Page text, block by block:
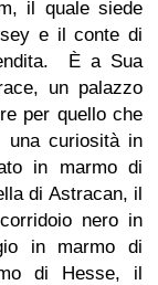
il quale siede
e il conte di
Èa Sua
un palazzo
per quello che
una curiosità in
in marmo di
di Astracan, il
nero in
in marmo di
di Hesse, il